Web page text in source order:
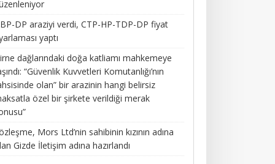
DP araziyi verdi, CTP-HP-TDP-DP fiyat
yaptı
dağlarındaki doğa katliamı mahkemeye
“Güvenlik Kuvvetleri Komutanlığı’nın
olan” bir arazinin hangi belirsiz
özel bir şirkete verildiği merak
Mors Ltd’nin sahibinin kızının adına
Gizde İletişim adına hazırlandı